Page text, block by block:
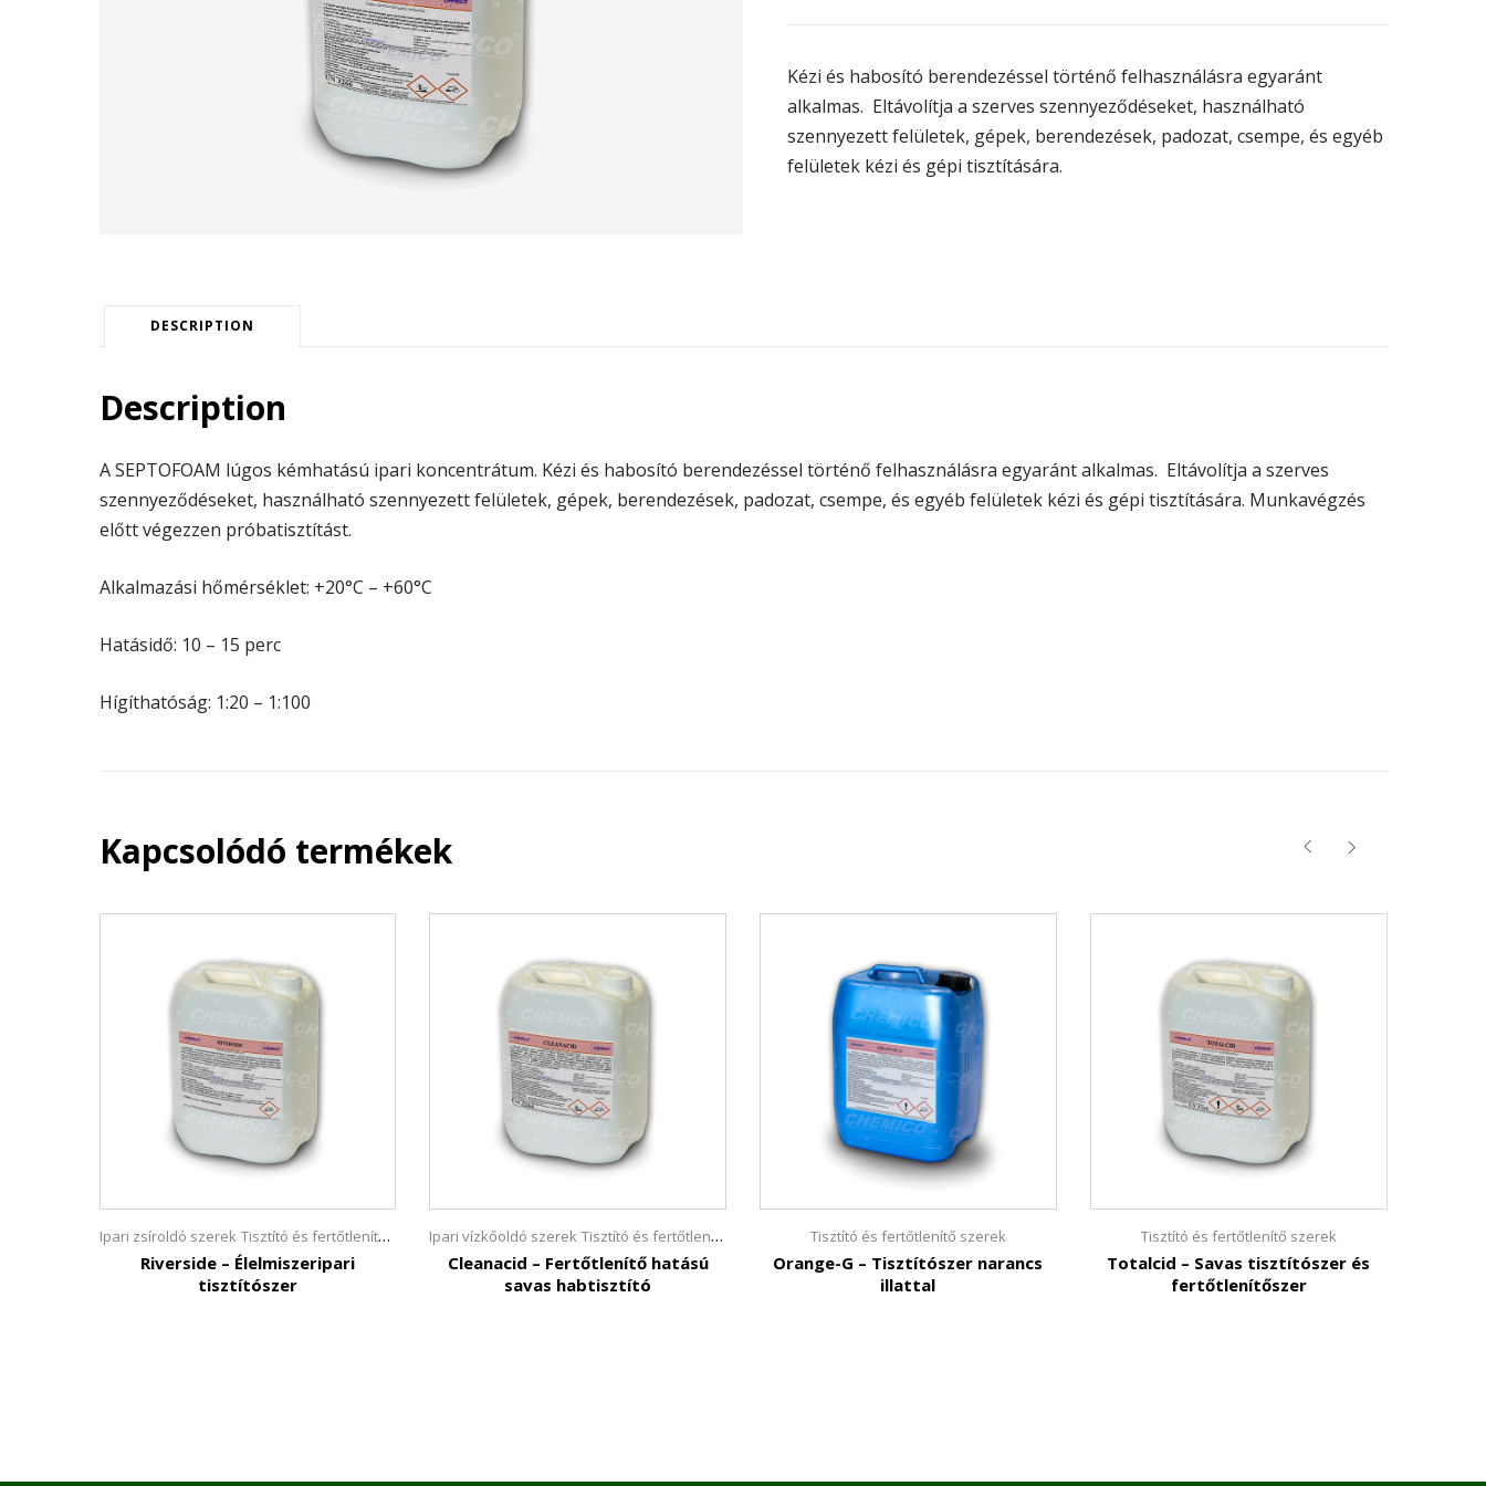
Kézi és habosító berendezéssel történő felhasználásra egyaránt
alkalmas. Eltávolítja a szerves szennyeződéseket, használható
szennyezett felületek, gépek, berendezések, padozat, csempe, és egyéb
felületek kézi és gépi tisztítására.
DESCRIPTION
Description
A SEPTOFOAM lúgos kémhatású ipari koncentrátum. Kézi és habosító berendezéssel történő felhasználásra egyaránt alkalmas. Eltávolítja a szerves
szennyeződéseket, használható szennyezett felületek, gépek, berendezések, padozat, csempe, és egyéb felületek kézi és gépi tisztítására. Munkavégzés
előtt végezzen próbatisztítást.
Alkalmazási hőmérséklet: +20°C – +60°C
Hatásidő: 10 – 15 perc
Hígíthatóság: 1:20 – 1:100
Kapcsolódó termékek
Ipari zsíroldó szerek Tisztító és fertőtlenítő szerek
Riverside – Élelmiszeripari
tisztítószer
Ipari vízkőoldó szerek Tisztító és fertőtlenítő szerek
Cleanacid – Fertőtlenítő hatású
savas habtisztító
Tisztító és fertőtlenítő szerek
Orange-G – Tisztítószer narancs
illattal
Tisztító és fertőtlenítő szerek
Totalcid – Savas tisztítószer és
fertőtlenítőszer